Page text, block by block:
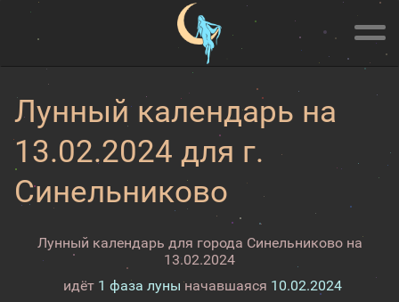
Лунный календарь на
13.02.2024 для г.
Синельниково
Лунный календарь для города Синельниково на
13.02.2024
идёт 1 фаза луны начавшаяся 10.02.2024